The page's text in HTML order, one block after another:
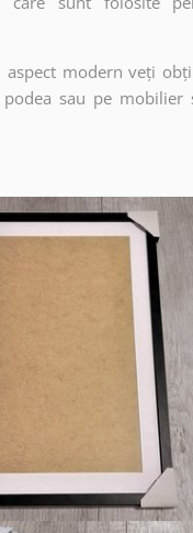
aspect modern veți
sau pe